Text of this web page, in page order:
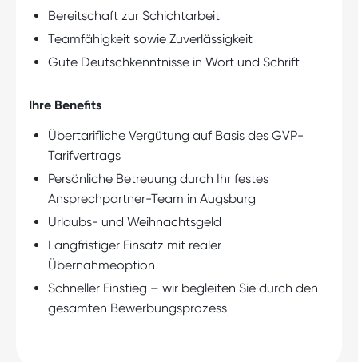
Bereitschaft zur Schichtarbeit
Teamfähigkeit sowie Zuverlässigkeit
Gute Deutschkenntnisse in Wort und Schrift
Ihre Benefits
Übertarifliche Vergütung auf Basis des GVP-
Tarifvertrags
Persönliche Betreuung durch Ihr festes
Ansprechpartner-Team in Augsburg
Urlaubs- und Weihnachtsgeld
Langfristiger Einsatz mit realer
Übernahmeoption
Schneller Einstieg – wir begleiten Sie durch den
gesamten Bewerbungsprozess